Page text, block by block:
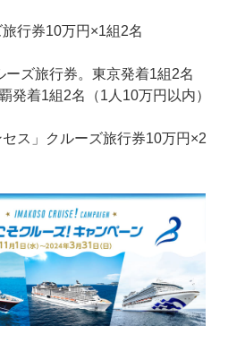
旅行券10万円×1組2名
ーズ旅行券。東京発着1組2名
発着1組2名（1人10万円以内）
セス」クルーズ旅行券10万円×2